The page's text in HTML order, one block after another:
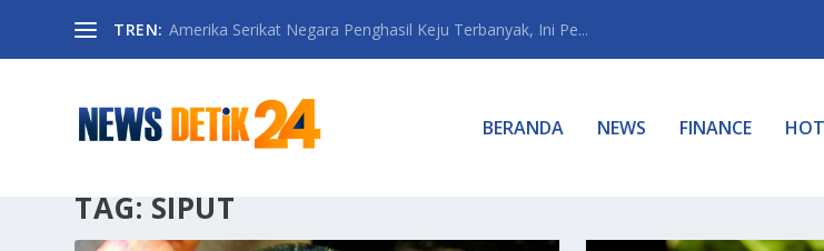
TREN: Amerika Serikat Negara Penghasil Keju Terbanyak, Ini Pe...
BERANDA NEWS FINANCE HOT
TAG: SIPUT